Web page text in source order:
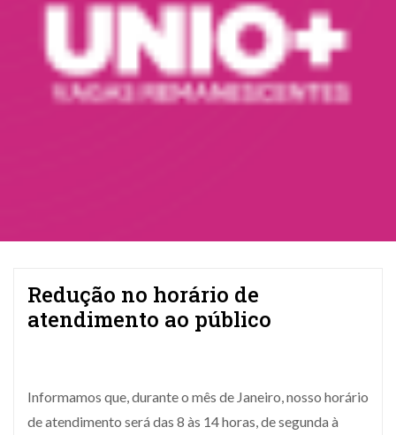
Redução no horário de
atendimento ao público
Informamos que, durante o mês de Janeiro, nosso horário
de atendimento será das 8 às 14 horas, de segunda à